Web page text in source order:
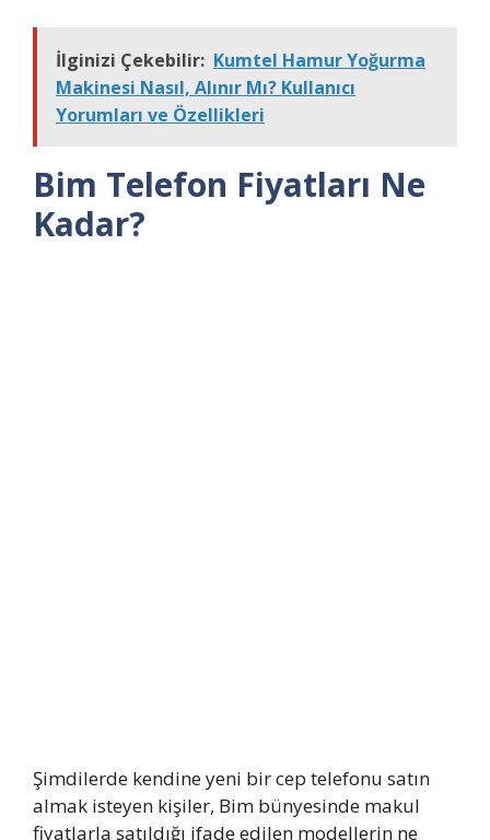
İlginizi Çekebilir: Kumtel Hamur Yoğurma
Makinesi Nasıl, Alınır Mı? Kullanıcı
Yorumları ve Özellikleri
Bim Telefon Fiyatları Ne
Kadar?
Şimdilerde kendine yeni bir cep telefonu satın
almak isteyen kişiler, Bim bünyesinde makul
fiyatlarla satıldığı ifade edilen modellerin ne